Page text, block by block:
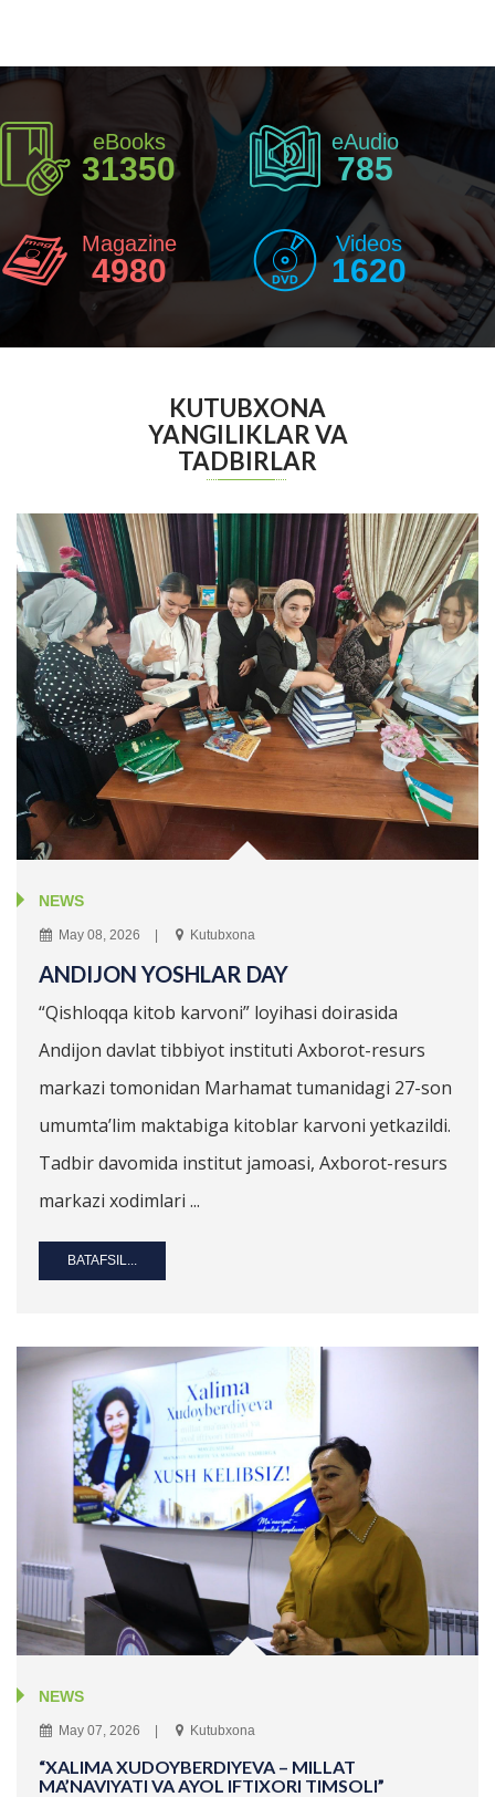
eBooks
31350
eAudio
785
Magazine
4980
Videos
1620
KUTUBXONA
YANGILIKLAR VA
TADBIRLAR
NEWS
May 08, 2026 Kutubxona
ANDIJON YOSHLAR DAY
“Qishloqqa kitob karvoni” loyihasi doirasida
Andijon davlat tibbiyot instituti Axborot-resurs
markazi tomonidan Marhamat tumanidagi 27-son
umumta’lim maktabiga kitoblar karvoni yetkazildi.
Tadbir davomida institut jamoasi, Axborot-resurs
markazi xodimlari ...
BATAFSIL...
NEWS
May 07, 2026 Kutubxona
“XALIMA XUDOYBERDIYEVA – MILLAT
MA’NAVIYATI VA AYOL IFTIXORI TIMSOLI”